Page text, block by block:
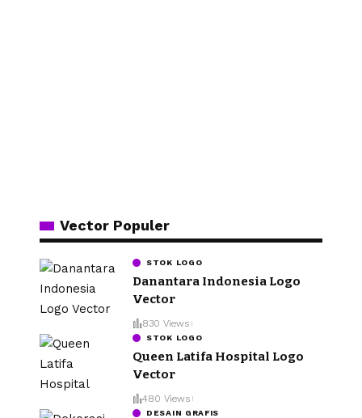
Vector Populer
STOK LOGO
Danantara Indonesia Logo
Vector
830 Views
STOK LOGO
Queen Latifa Hospital Logo
Vector
480 Views
DESAIN GRAFIS